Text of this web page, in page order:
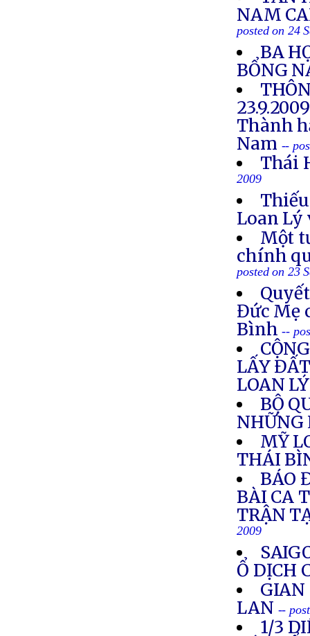
NAM
posted on 24
BA
BỔNG
Thành
Nam --
Thái
2009
Loan Lý
Một
chính
posted on 23
Đức Mẹ
Bình --
LẤY
LOAN LÝ
BỘ
NHỮNG
MỸ
THÁI
BÁO
BÀI CA
TRẬN
2009
Ổ DỊCH
GIAN
LAN --
1/3